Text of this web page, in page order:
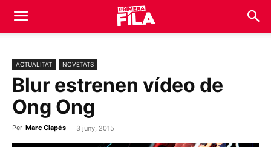
ACTUALITAT NOVETATS
Blur estrenen vídeo de
Ong Ong
Per Marc Clapés - 3 juny, 2015